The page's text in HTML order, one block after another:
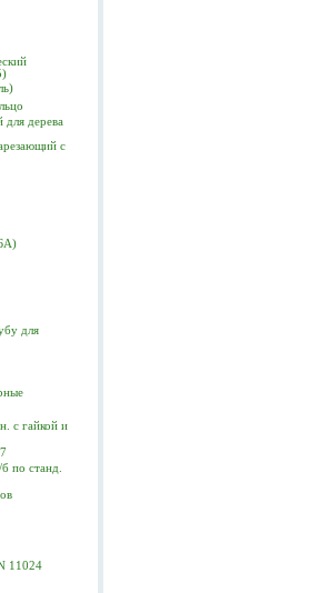
дерева
с
для
с гайкой и
по станд.
11024